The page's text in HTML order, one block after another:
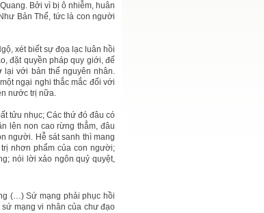
Bởi vì bị ô nhiễm, huân
Bản Thể, tức là con người
xét biết sự đọa lạc luân hồi
đặt quyền pháp quy giới, để
lại với bản thể nguyên nhân.
ngại nghi thắc mắc đối với
nước trị nữa.
tửu nhục; Các thứ đó đâu có
lên non cao rừng thẳm, đâu
người. Hễ sát sanh thì mang
nhơn phẩm của con người;
nói lời xảo ngôn quỷ quyệt,
(…) Sứ mạng phải phục hồi
mạng vi nhân của chư đạo